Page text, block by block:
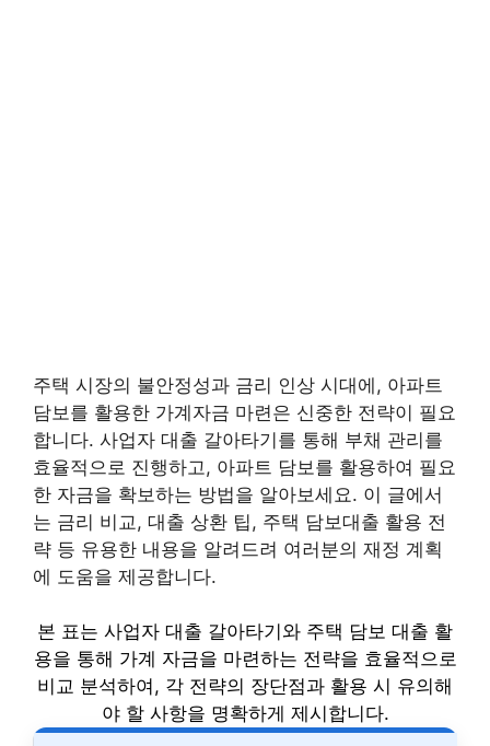
주택 시장의 불안정성과 금리 인상 시대에, 아파트
담보를 활용한 가계자금 마련은 신중한 전략이 필요
합니다. 사업자 대출 갈아타기를 통해 부채 관리를
효율적으로 진행하고, 아파트 담보를 활용하여 필요
한 자금을 확보하는 방법을 알아보세요. 이 글에서
는 금리 비교, 대출 상환 팁, 주택 담보대출 활용 전
략 등 유용한 내용을 알려드려 여러분의 재정 계획
에 도움을 제공합니다.
본 표는 사업자 대출 갈아타기와 주택 담보 대출 활
용을 통해 가계 자금을 마련하는 전략을 효율적으로
비교 분석하여, 각 전략의 장단점과 활용 시 유의해
야 할 사항을 명확하게 제시합니다.